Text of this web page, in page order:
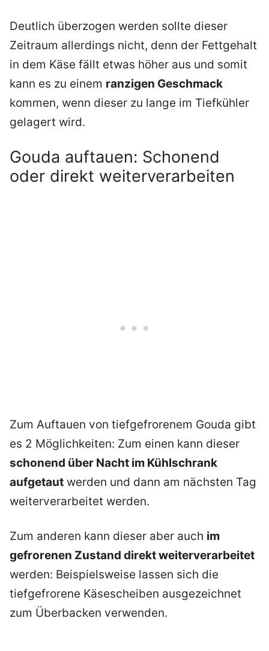
Deutlich überzogen werden sollte dieser
Zeitraum allerdings nicht, denn der Fettgehalt
in dem Käse fällt etwas höher aus und somit
kann es zu einem ranzigen Geschmack
kommen, wenn dieser zu lange im Tiefkühler
gelagert wird.
Gouda auftauen: Schonend
oder direkt weiterverarbeiten
Zum Auftauen von tiefgefrorenem Gouda gibt
es 2 Möglichkeiten: Zum einen kann dieser
schonend über Nacht im Kühlschrank
aufgetaut werden und dann am nächsten Tag
weiterverarbeitet werden.
Zum anderen kann dieser aber auch im
gefrorenen Zustand direkt weiterverarbeitet
werden: Beispielsweise lassen sich die
tiefgefrorene Käsescheiben ausgezeichnet
zum Überbacken verwenden.